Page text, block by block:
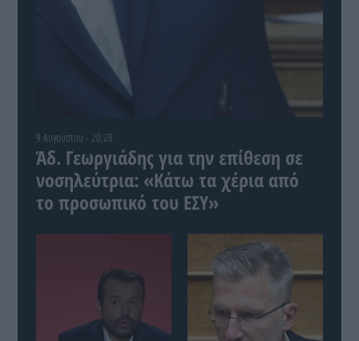
9 Αυγούστου - 20:28
Άδ. Γεωργιάδης για την επίθεση σε
νοσηλεύτρια: «Κάτω τα χέρια από
το προσωπικό του ΕΣΥ»